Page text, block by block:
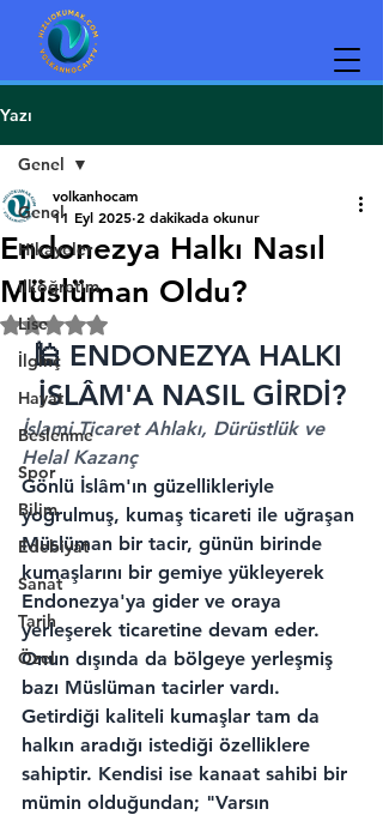
Yazı
Genel
Hikayeler
ilköğretim
Lise
İlginç
Hayat
Beslenme
Spor
Bilim
Edebiyat
Sanat
Tarih
Özel
Genel
Endonezya Halkı Nasıl
Müslüman Oldu?
volkanhocam
11 Eyl 2025 2 dakikada okunur
5 üzerinden NaN yıldız
🕌 ENDONEZYA HALKI
İSLÂM'A NASIL GİRDİ?
İslami Ticaret Ahlakı, Dürüstlük ve
Helal Kazanç
Gönlü İslâm'ın güzellikleriyle
yoğrulmuş, kumaş ticareti ile uğraşan
Müslüman bir tacir, günün birinde
kumaşlarını bir gemiye yükleyerek
Endonezya'ya gider ve oraya
yerleşerek ticaretine devam eder.
Onun dışında da bölgeye yerleşmiş
bazı Müslüman tacirler vardı.
Getirdiği kaliteli kumaşlar tam da
halkın aradığı istediği özelliklere
sahiptir. Kendisi ise kanaat sahibi bir
mümin olduğundan; "Varsın